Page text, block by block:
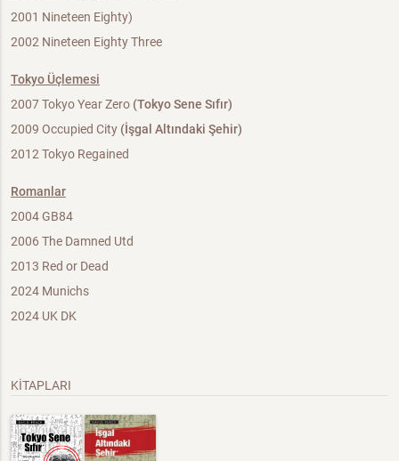
2001 Nineteen Eighty)
2002 Nineteen Eighty Three
Tokyo Üçlemesi
2007 Tokyo Year Zero (Tokyo Sene Sıfır)
2009 Occupied City (İşgal Altındaki Şehir)
2012 Tokyo Regained
Romanlar
2004 GB84
2006 The Damned Utd
2013 Red or Dead
2024 Munichs
2024 UK DK
KİTAPLARI